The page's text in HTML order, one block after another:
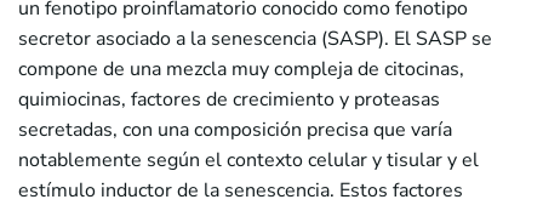
un fenotipo proinflamatorio conocido como fenotipo
secretor asociado a la senescencia (SASP). El SASP se
compone de una mezcla muy compleja de citocinas,
quimiocinas, factores de crecimiento y proteasas
secretadas, con una composición precisa que varía
notablemente según el contexto celular y tisular y el
estímulo inductor de la senescencia. Estos factores